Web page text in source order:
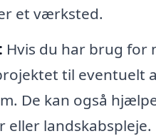
et værksted.
Hvis du har brug for
til eventuelt
De kan også
eller landskabspleje.